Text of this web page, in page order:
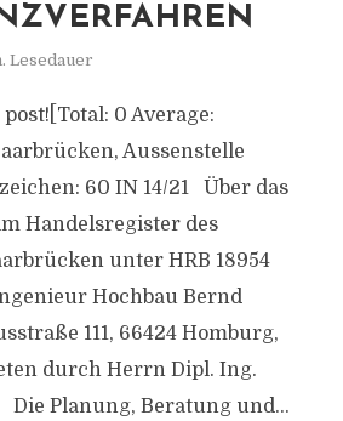
Lesedauer
0 Average:
Aussenstelle
60 IN 14/21 Über das
Handelsregister des
unter HRB 18954
Hochbau Bernd
111, 66424 Homburg,
durch Herrn Dipl. Ing.
Die Planung, Beratung und...